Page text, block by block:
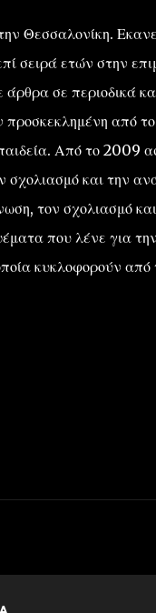
Θεσσαλονίκη.
σειρά ετών στην
σε περιοδικά
από
Από το 2009
και την
τον σχολιασμό
που λένε για
κυκλοφορούν από